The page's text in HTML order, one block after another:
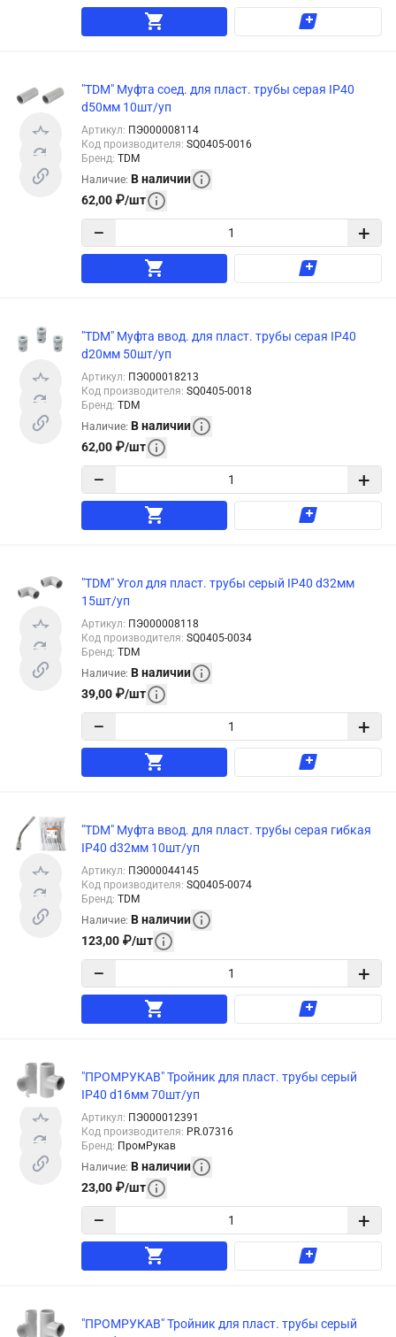
"TDM" Муфта соед. для пласт. трубы серая IP40
d50мм 10шт/уп
Артикул: ПЭ000008114
Код производителя: SQ0405-0016
Бренд: TDM
Наличие: В наличии
62,00 ₽/шт
− +
"TDM" Муфта ввод. для пласт. трубы серая IP40
d20мм 50шт/уп
Артикул: ПЭ000018213
Код производителя: SQ0405-0018
Бренд: TDM
Наличие: В наличии
62,00 ₽/шт
− +
"TDM" Угол для пласт. трубы серый IP40 d32мм
15шт/уп
Артикул: ПЭ000008118
Код производителя: SQ0405-0034
Бренд: TDM
Наличие: В наличии
39,00 ₽/шт
− +
"TDM" Муфта ввод. для пласт. трубы серая гибкая
IP40 d32мм 10шт/уп
Артикул: ПЭ000044145
Код производителя: SQ0405-0074
Бренд: TDM
Наличие: В наличии
123,00 ₽/шт
− +
"ПРОМРУКАВ" Тройник для пласт. трубы серый
IP40 d16мм 70шт/уп
Артикул: ПЭ000012391
Код производителя: PR.07316
Бренд: ПромРукав
Наличие: В наличии
23,00 ₽/шт
− +
"ПРОМРУКАВ" Тройник для пласт. трубы серый